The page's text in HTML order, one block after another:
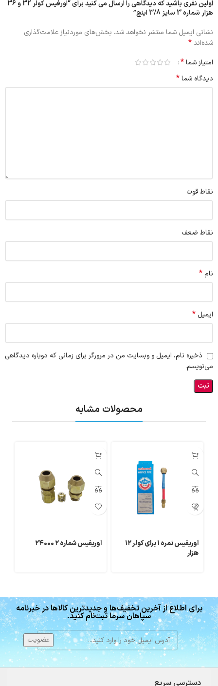
اولین نفری باشید که دیدگاهی را ارسال می کنید برای “اورفيس كولر 32 و 36
هزار شماره 3 سايز 3/8 اينچ”
نشانی ایمیل شما منتشر نخواهد شد. بخش‌های موردنیاز علامت‌گذاری
شده‌اند*
امتیاز شما*
دیدگاه شما*
نقاط قوت
نقاط ضعف
نام*
ایمیل *
ذخیره نام، ایمیل و وبسایت من در مرورگر برای زمانی که دوباره دیدگاهی
می‌نویسم.
محصولات مشابه
اوریفیس نمره ۱ برای کولر ۱۲
هزار
اوریفیس شماره ۲ ۲۴۰۰۰
برای اطلاع از آخرین تخفیف‌ها و جدیدترین کالاها در خبرنامه
سپاهان سرما ثبت‌نام کنید.
دسترسی سریع